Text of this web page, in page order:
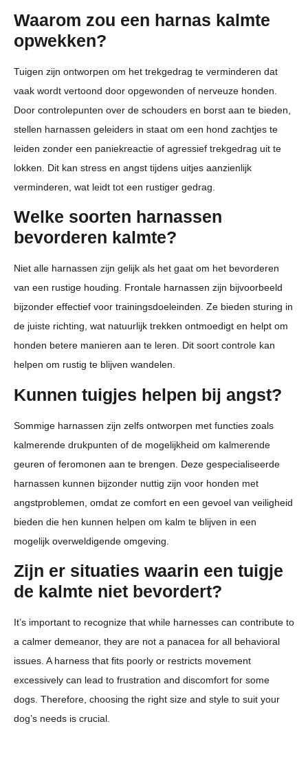
Waarom zou een harnas kalmte
opwekken?
Tuigen zijn ontworpen om het trekgedrag te verminderen dat
vaak wordt vertoond door opgewonden of nerveuze honden.
Door controlepunten over de schouders en borst aan te bieden,
stellen harnassen geleiders in staat om een hond zachtjes te
leiden zonder een paniekreactie of agressief trekgedrag uit te
lokken. Dit kan stress en angst tijdens uitjes aanzienlijk
verminderen, wat leidt tot een rustiger gedrag.
Welke soorten harnassen
bevorderen kalmte?
Niet alle harnassen zijn gelijk als het gaat om het bevorderen
van een rustige houding. Frontale harnassen zijn bijvoorbeeld
bijzonder effectief voor trainingsdoeleinden. Ze bieden sturing in
de juiste richting, wat natuurlijk trekken ontmoedigt en helpt om
honden betere manieren aan te leren. Dit soort controle kan
helpen om rustig te blijven wandelen.
Kunnen tuigjes helpen bij angst?
Sommige harnassen zijn zelfs ontworpen met functies zoals
kalmerende drukpunten of de mogelijkheid om kalmerende
geuren of feromonen aan te brengen. Deze gespecialiseerde
harnassen kunnen bijzonder nuttig zijn voor honden met
angstproblemen, omdat ze comfort en een gevoel van veiligheid
bieden die hen kunnen helpen om kalm te blijven in een
mogelijk overweldigende omgeving.
Zijn er situaties waarin een tuigje
de kalmte niet bevordert?
It’s important to recognize that while harnesses can contribute to
a calmer demeanor, they are not a panacea for all behavioral
issues. A harness that fits poorly or restricts movement
excessively can lead to frustration and discomfort for some
dogs. Therefore, choosing the right size and style to suit your
dog’s needs is crucial.